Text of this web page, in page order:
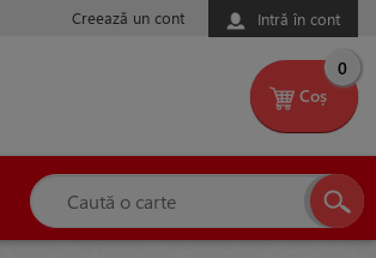
Creează un cont Intră în cont
Coș
0